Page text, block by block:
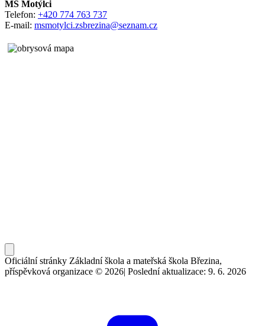
MŠ Motýlci
Telefon: +420 774 763 737
E-mail: msmotylci.zsbrezina@seznam.cz
Oficiální stránky Základní škola a mateřská škola Březina,
příspěvková organizace © 2026| Poslední aktualizace: 9. 6. 2026